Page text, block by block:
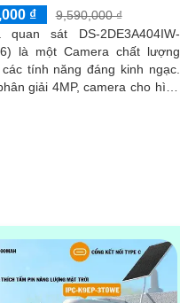
₫
9,590,000 ₫
quan sát DS-2DE3A404IW-
là một Camera chất lượng
tính năng đáng kinh ngạc.
giải 4MP, camera cho hình